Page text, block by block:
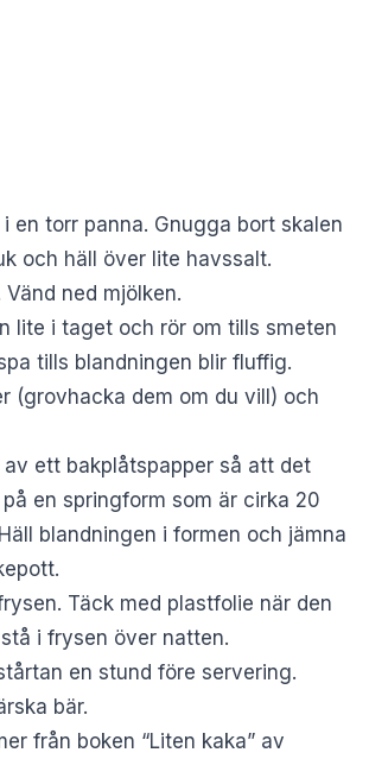
en torr panna. Gnugga bort skalen
och häll över lite havssalt.
ned mjölken.
lite i taget och rör om tills sme­ten
tills blandningen blir fluffig.
(grovhacka dem om du vill) och
av ett bakplåtspapper så att det
en springform som är cirka 20
blandningen i formen och jämna
Täck med plastfolie när den
i frysen över natten.
en stund före servering.
bär.
från boken “Liten kaka” av